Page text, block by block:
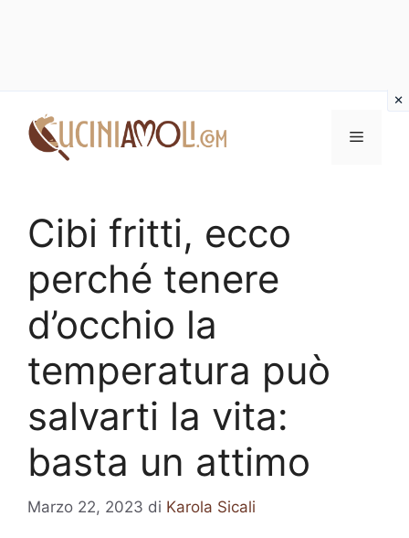
contenuto
Menu
Cibi fritti, ecco
perché tenere
d’occhio la
temperatura può
salvarti la vita:
basta un attimo
Marzo 22, 2023 di Karola Sicali